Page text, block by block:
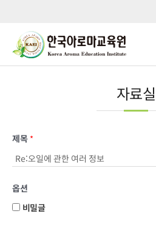
자료실
제목 *
옵션
비밀글